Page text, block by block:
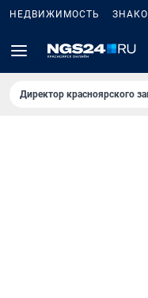
НЕДВИЖИМОСТЬ
Директор красноярского